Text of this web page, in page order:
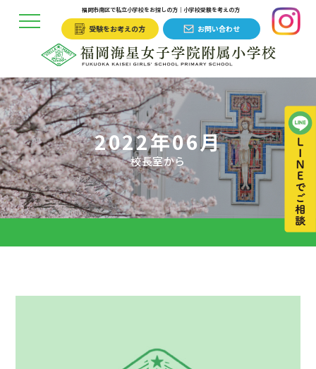
福岡市南区で私立小学校をお探しの方｜小学校受験を考えの方
受験をお考えの方 お問い合わせ
2022年06月
校長室から